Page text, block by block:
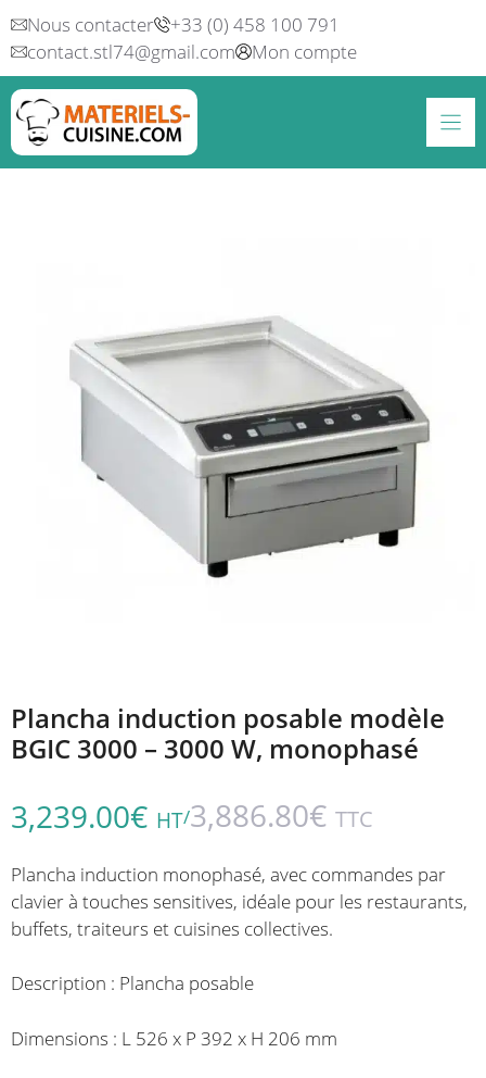
Aller
au
contenu
Nous contacter
+33 (0) 458 100 791
contact.stl74@gmail.com
Mon compte
Plancha induction posable modèle
BGIC 3000 – 3000 W, monophasé
3,239.00€ HT/3,886.80€ TTC
Plancha induction monophasé, avec commandes par
clavier à touches sensitives, idéale pour les restaurants,
buffets, traiteurs et cuisines collectives.
Description : Plancha posable
Dimensions : L 526 x P 392 x H 206 mm